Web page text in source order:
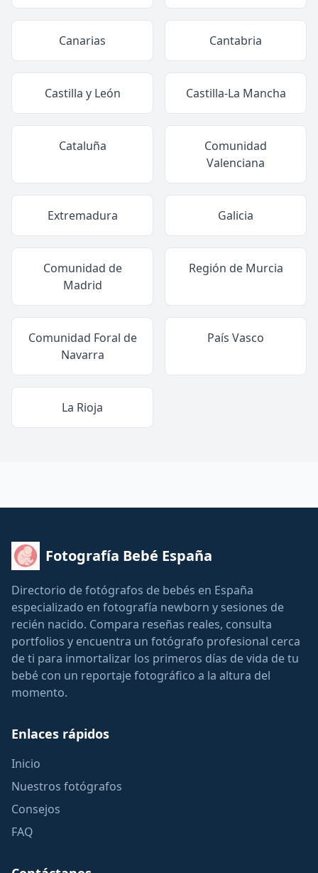
Canarias Cantabria
Castilla y León Castilla-La Mancha
Cataluña
Comunidad
Valenciana
Extremadura Galicia
Comunidad de
Madrid
Región de Murcia
Comunidad Foral de
Navarra
País Vasco
La Rioja
Fotografía Bebé España
Directorio de fotógrafos de bebés en España
especializado en fotografía newborn y sesiones de
recién nacido. Compara reseñas reales, consulta
portfolios y encuentra un fotógrafo profesional cerca
de ti para inmortalizar los primeros días de vida de tu
bebé con un reportaje fotográfico a la altura del
momento.
Enlaces rápidos
Inicio
Nuestros fotógrafos
Consejos
FAQ